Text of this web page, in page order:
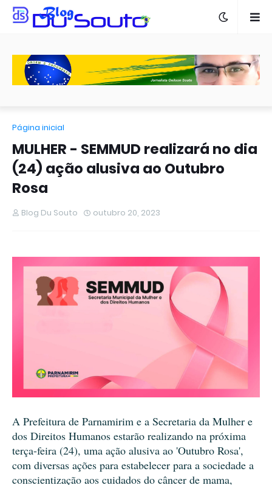
Página inicial
MULHER - SEMMUD realizará no dia
(24) ação alusiva ao Outubro
Rosa
Blog Du Souto outubro 20, 2023
A Prefeitura de Parnamirim e a Secretaria da Mulher e
dos Direitos Humanos estarão realizando na próxima
terça-feira (24), uma ação alusiva ao 'Outubro Rosa',
com diversas ações para estabelecer para a sociedade a
conscientização aos cuidados do câncer de mama,